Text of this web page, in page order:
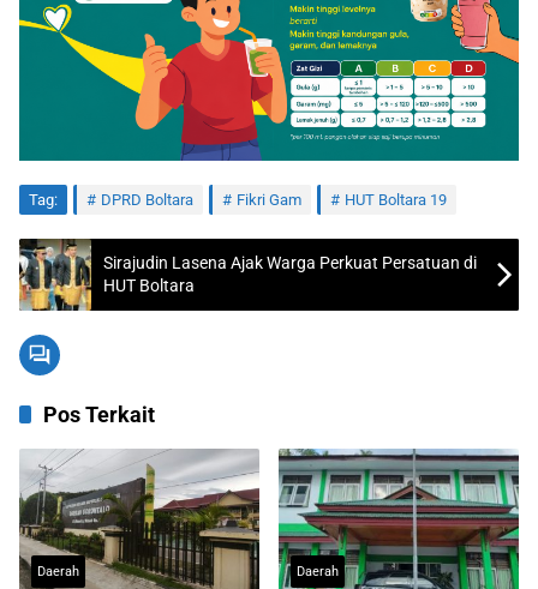
Tag: DPRD Boltara Fikri Gam HUT Boltara 19
Sirajudin Lasena Ajak Warga Perkuat Persatuan di
HUT Boltara
Pos Terkait
Daerah Daerah